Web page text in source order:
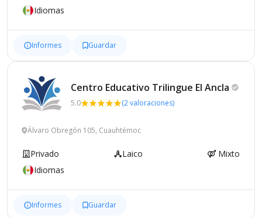
Idiomas
Informes Guardar
Centro Educativo Trilingue El Ancla
5.0 (2 valoraciones)
Álvaro Obregón 105, Cuauhtémoc
Privado Laico
Mixto
Idiomas
Informes Guardar